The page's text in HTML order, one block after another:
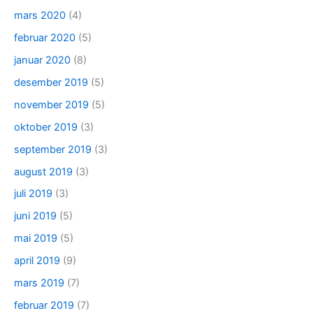
mars 2020 (4)
februar 2020 (5)
januar 2020 (8)
desember 2019 (5)
november 2019 (5)
oktober 2019 (3)
september 2019 (3)
august 2019 (3)
juli 2019 (3)
juni 2019 (5)
mai 2019 (5)
april 2019 (9)
mars 2019 (7)
februar 2019 (7)